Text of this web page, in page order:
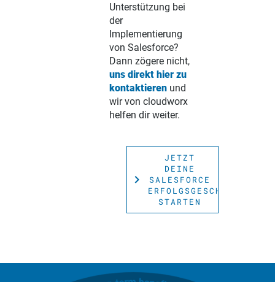
Unterstützung bei
der
Implementierung
von Salesforce?
Dann zögere nicht,
uns direkt hier zu
kontaktieren und
wir von cloudworx
helfen dir weiter.
navigate_next
JETZT
DEINE
SALESFORCE
ERFOLGSGESCHICHTE
STARTEN